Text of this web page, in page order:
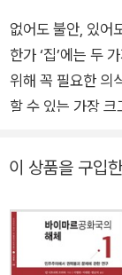
없어도 불안, 있어
한가 ‘집’에는 두 가지 의미가 담겨 있다. 하나는 인간의 생존을
위해 꼭 필요한 의
할 수 있는 가장 크
이기도 하다. 그래
것도 아니고, 건물
거에 만족할 수 있
걸리고, 비용이 들
이 상품을 구입